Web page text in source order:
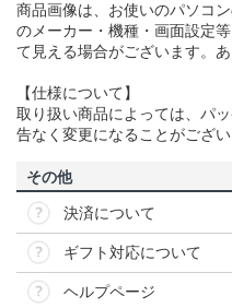
商品画像は、お使いのパソコ
のメーカー・機種・画面設定
て見える場合がございます。
【仕様について】
取り扱い商品によっては、パ
告なく変更になることがござい
その他
決済について
ギフト対応について
ヘルプページ